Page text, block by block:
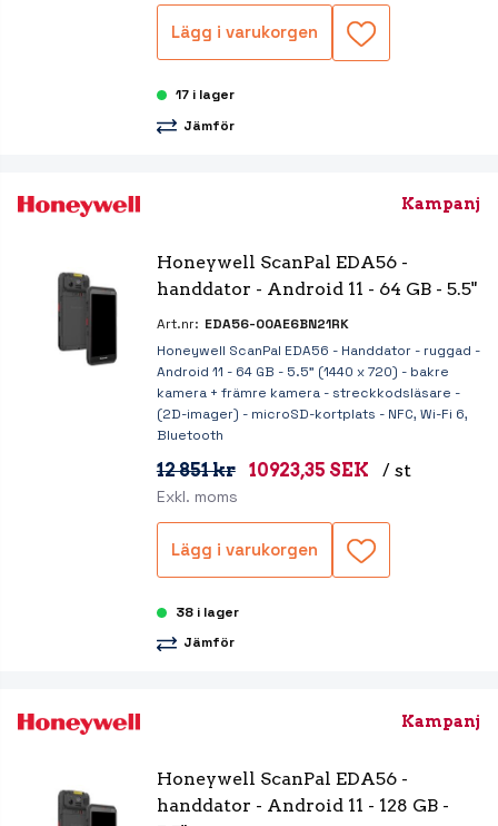
Lägg i varukorgen
17 i lager
Jämför
Kampanj
Honeywell ScanPal EDA56 -
handdator - Android 11 - 64 GB - 5.5"
Art.nr: EDA56-00AE6BN21RK
Honeywell ScanPal EDA56 - Handdator - ruggad -
Android 11 - 64 GB - 5.5" (1440 x 720) - bakre
kamera + främre kamera - streckkodsläsare -
(2D-imager) - microSD-kortplats - NFC, Wi-Fi 6,
Bluetooth
12 851 kr 10923,35 SEK / st
Exkl. moms
Lägg i varukorgen
38 i lager
Jämför
Kampanj
Honeywell ScanPal EDA56 -
handdator - Android 11 - 128 GB -